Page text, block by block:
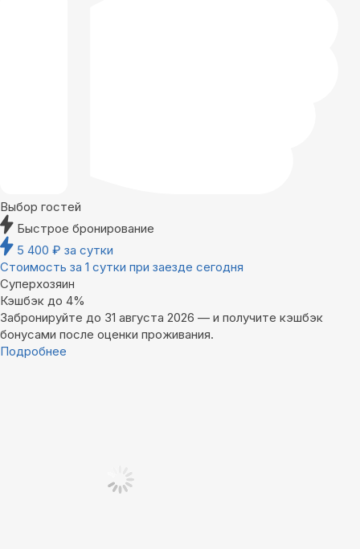
Выбор гостей
Быстрое бронирование
5 400 ₽ за сутки
Стоимость за 1 сутки при заезде сегодня
Суперхозяин
Кэшбэк до 4%
Забронируйте до 31 августа 2026 — и получите кэшбэк
бонусами после оценки проживания.
Подробнее